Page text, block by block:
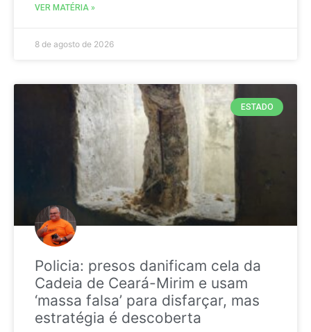
VER MATÉRIA »
8 de agosto de 2026
ESTADO
Policia: presos danificam cela da
Cadeia de Ceará-Mirim e usam
‘massa falsa’ para disfarçar, mas
estratégia é descoberta